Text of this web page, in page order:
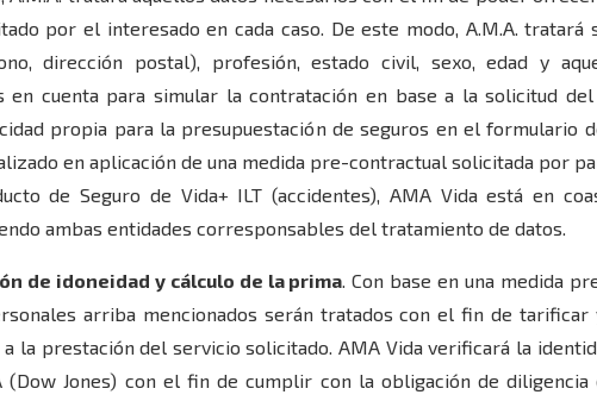
por el interesado en cada caso. De este modo, A.M.A. tratará
dirección postal), profesión, estado civil, sexo, edad y
en cuenta para simular la contratación en base a la solicitud
propia para la presupuestación de seguros en el formulario
en aplicación de una medida pre-contractual solicitada por
de Seguro de Vida+ ILT (accidentes), AMA Vida está en
ambas entidades corresponsables del tratamiento de datos.
de idoneidad y cálculo de la prima. Con base en una medida
arriba mencionados serán tratados con el fin de tarificar
la prestación del servicio solicitado. AMA Vida verificará la
(Dow Jones) con el fin de cumplir con la obligación de